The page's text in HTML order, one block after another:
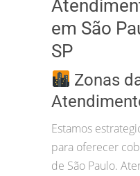
em São
SP
Zonas
Estamos
para oferecer
de São Paulo.